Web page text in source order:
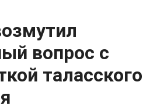
вопрос с
таласского